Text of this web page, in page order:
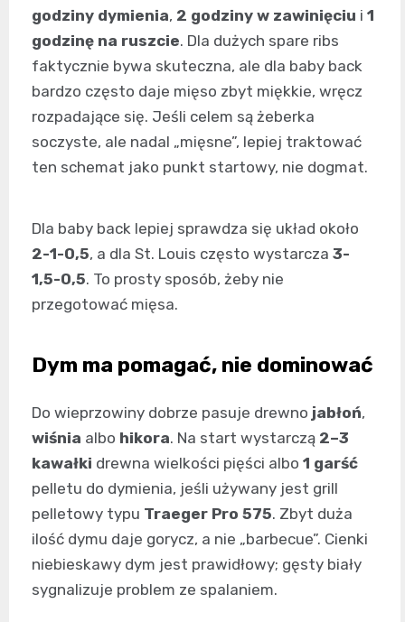
godziny dymienia, 2 godziny w zawinięciu i 1
godzinę na ruszcie. Dla dużych spare ribs
faktycznie bywa skuteczna, ale dla baby back
bardzo często daje mięso zbyt miękkie, wręcz
rozpadające się. Jeśli celem są żeberka
soczyste, ale nadal „mięsne”, lepiej traktować
ten schemat jako punkt startowy, nie dogmat.
Dla baby back lepiej sprawdza się układ około
2-1-0,5, a dla St. Louis często wystarcza 3-
1,5-0,5. To prosty sposób, żeby nie
przegotować mięsa.
Dym ma pomagać, nie dominować
Do wieprzowiny dobrze pasuje drewno jabłoń,
wiśnia albo hikora. Na start wystarczą 2–3
kawałki drewna wielkości pięści albo 1 garść
pelletu do dymienia, jeśli używany jest grill
pelletowy typu Traeger Pro 575. Zbyt duża
ilość dymu daje gorycz, a nie „barbecue”. Cienki
niebieskawy dym jest prawidłowy; gęsty biały
sygnalizuje problem ze spalaniem.